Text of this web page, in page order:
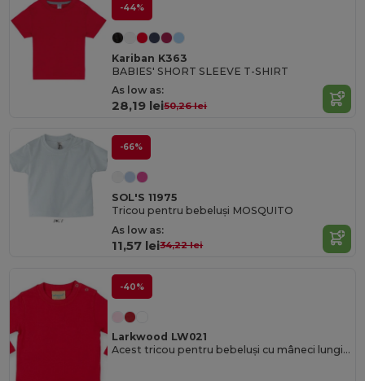
-44%
Kariban K363
BABIES' SHORT SLEEVE T-SHIRT
As low as:
28,19 lei50,26 lei
-66%
SOL'S 11975
Tricou pentru bebeluși MOSQUITO
As low as:
11,57 lei34,22 lei
-40%
Larkwood LW021
Acest tricou pentru bebeluși cu mâneci lungi Larkwood